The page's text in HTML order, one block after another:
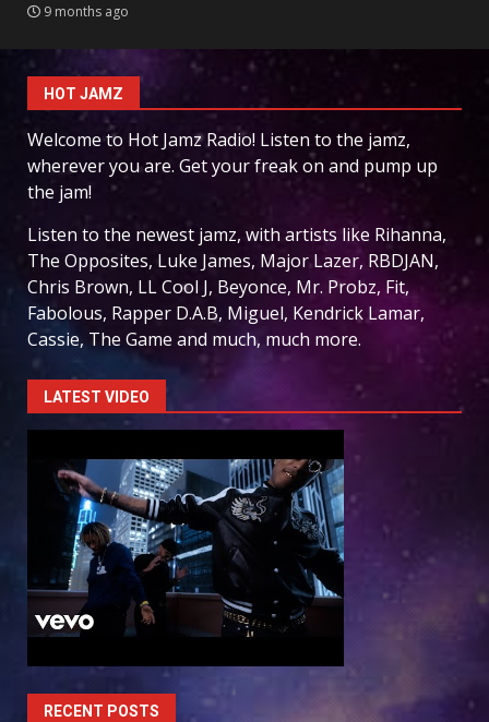
9 months ago
HOT JAMZ
Welcome to Hot Jamz Radio! Listen to the jamz,
wherever you are. Get your freak on and pump up
the jam!
Listen to the newest jamz, with artists like Rihanna,
The Opposites, Luke James, Major Lazer, RBDJAN,
Chris Brown, LL Cool J, Beyonce, Mr. Probz, Fit,
Fabolous, Rapper D.A.B, Miguel, Kendrick Lamar,
Cassie, The Game and much, much more.
LATEST VIDEO
RECENT POSTS